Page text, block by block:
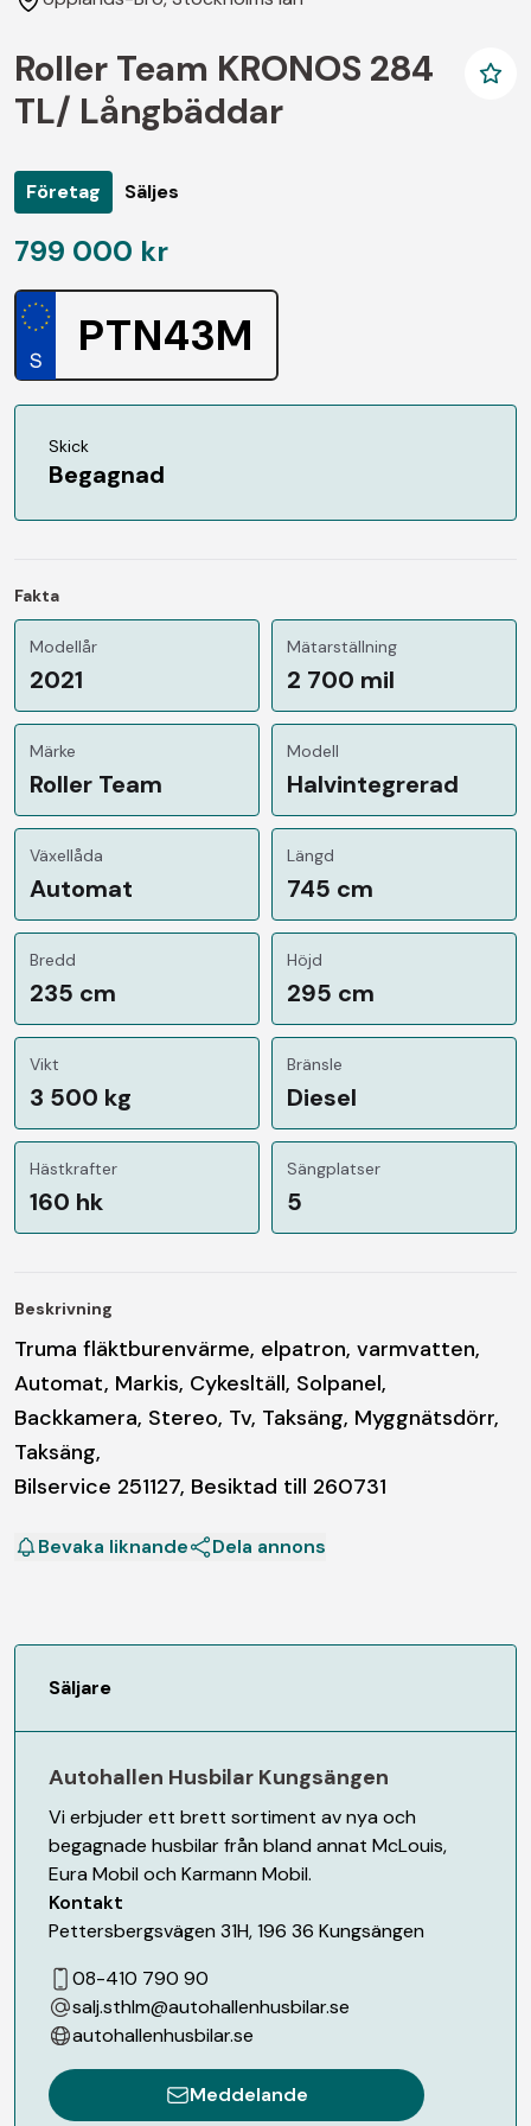
Roller Team KRONOS 284
TL/ Långbäddar
Företag Säljes
799 000 kr
PTN43M
Skick
Begagnad
Fakta
Modellår
2021
Mätarställning
2 700 mil
Märke
Roller Team
Modell
Halvintegrerad
Växellåda
Automat
Längd
745 cm
Bredd
235 cm
Höjd
295 cm
Vikt
3 500 kg
Bränsle
Diesel
Hästkrafter
160 hk
Sängplatser
5
Beskrivning
Truma fläktburenvärme, elpatron, varmvatten,
Automat, Markis, Cykesltäll, Solpanel,
Backkamera, Stereo, Tv, Taksäng, Myggnätsdörr,
Taksäng,
Bilservice 251127, Besiktad till 260731
Bevaka liknande Dela annons
Säljare
Autohallen Husbilar Kungsängen
Vi erbjuder ett brett sortiment av nya och
begagnade husbilar från bland annat McLouis,
Eura Mobil och Karmann Mobil.
Kontakt
Pettersbergsvägen 31H,196 36 Kungsängen
08-410 790 90
salj.sthlm@autohallenhusbilar.se
autohallenhusbilar.se
Meddelande